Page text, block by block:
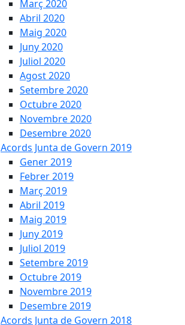
Març 2020
Abril 2020
Maig 2020
Juny 2020
Juliol 2020
Agost 2020
Setembre 2020
Octubre 2020
Novembre 2020
Desembre 2020
Acords Junta de Govern 2019
Gener 2019
Febrer 2019
Març 2019
Abril 2019
Maig 2019
Juny 2019
Juliol 2019
Setembre 2019
Octubre 2019
Novembre 2019
Desembre 2019
Acords Junta de Govern 2018